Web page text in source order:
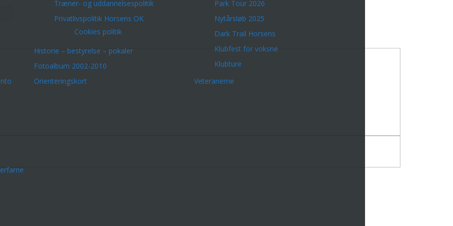
Træner- og uddannelsespolitik
Privatlivspolitik Horsens OK
Cookies politik
Historie – bestyrelse – pokaler
Fotoalbum 2002-2010
Orienteringskort
Park Tour 2026
Nytårsløb 2025
Dark Trail Horsens
Klubfest for voksne
Klubture
Veteranerne